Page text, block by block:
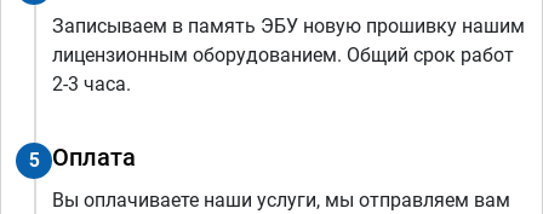
Записываем в память ЭБУ новую прошивку нашим
лицензионным оборудованием. Общий срок работ
2-3 часа.
5 Оплата
Вы оплачиваете наши услуги, мы отправляем вам